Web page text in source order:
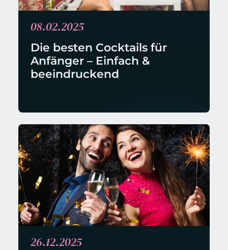
08.02.2025
Die besten Cocktails für
Anfänger – Einfach &
beeindruckend
26.12.2025